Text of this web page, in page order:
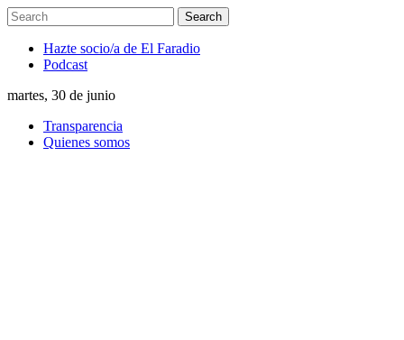
Hazte socio/a de El Faradio
Podcast
martes, 30 de junio
Transparencia
Quienes somos